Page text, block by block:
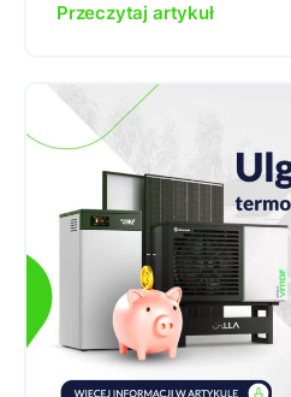
Przeczytaj artykuł